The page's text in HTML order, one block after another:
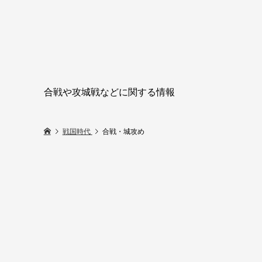
合戦や攻城戦などに関する情報
戦国時代 合戦・城攻め